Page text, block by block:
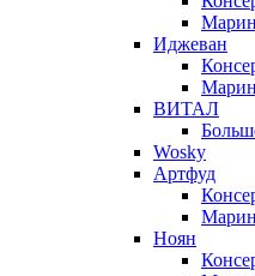
Иджеван
ВИТАЛ
Wosky
Артфуд
Ноян